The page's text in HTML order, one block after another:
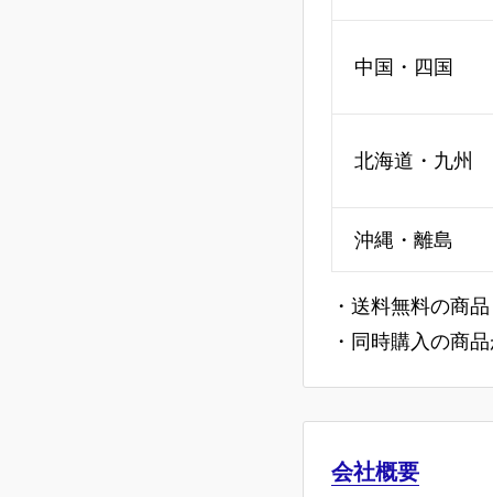
中国・四国
北海道・九州
沖縄・離島
・送料無料の商
・同時購入の商
会社概要